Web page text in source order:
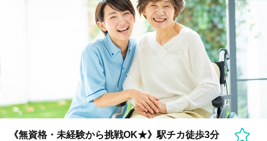
《無資格・未経験から挑戦OK★》駅チカ徒歩3分